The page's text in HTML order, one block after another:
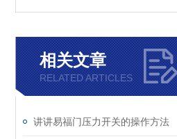
相关文章
RELATED ARTICLES
讲讲易福门压力开关的操作方法